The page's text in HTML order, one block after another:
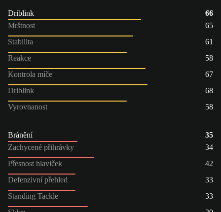
Driblink
66
Mrštnost
65
Stabilita
61
Reakce
58
Kontrola míče
67
Driblink
68
Vyrovnanost
58
Bránění
35
Zachycené přihrávky
34
Přesnost hlaviček
42
Defenzivní přehled
33
Standing Tackle
33